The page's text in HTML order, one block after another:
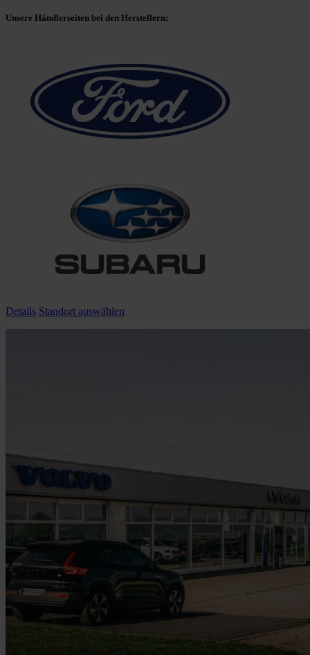
Unsere Händlerseiten bei den Herstellern:
Details Standort auswählen